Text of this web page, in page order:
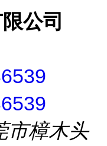
公司
市樟木头